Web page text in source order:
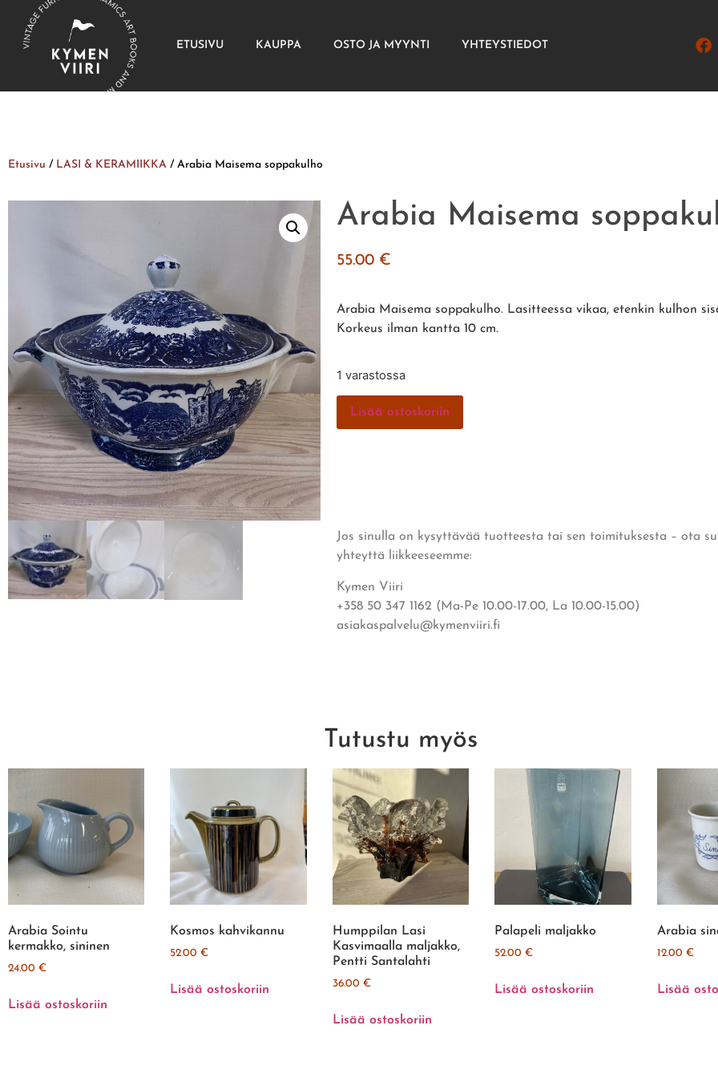
ETUSIVU KAUPPA OSTO JA MYYNTI YHTEYSTIEDOT
Etusivu / LASI & KERAMIIKKA / Arabia Maisema soppakulho
Arabia Maisema
55.00 €
Arabia Maisema soppakulho. Lasitteessa vikaa, etenkin kulhon
Korkeus ilman kantta 10 cm.
1 varastossa
Lisää ostoskoriin
Jos sinulla on kysyttävää tuotteesta tai sen toimituksesta – ota
yhteyttä liikkeeseemme:
Kymen Viiri
+358 50 347 1162 (Ma-Pe 10.00-17.00, La 10.00-15.00)
asiakaspalvelu@kymenviiri.fi
Tutustu myös
Arabia Sointu
kermakko, sininen
24.00 €
Lisää ostoskoriin
Kosmos kahvikannu
52.00€
Lisää ostoskoriin
Humppilan Lasi
Kasvimaalla maljakko,
Pentti Santalahti
36.00 €
Lisää ostoskoriin
Palapeli maljakko
52.00€
Lisää ostoskoriin
Arabia
12.00 €
Lisää